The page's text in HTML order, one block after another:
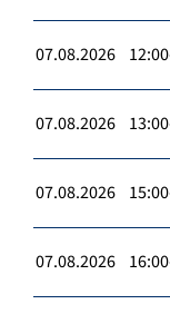
07.08.2026
07.08.2026
07.08.2026
07.08.2026